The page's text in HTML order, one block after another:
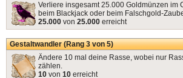
Verliere insgesamt 25.000 Goldmünzen im
beim Blackjack oder beim Falschgold-
25.000 von 25.000 erreicht
Gestaltwandler (Rang 3 von 5)
Ändere 10 mal deine Rasse, wobei nur
zählen.
10 von 10 erreicht